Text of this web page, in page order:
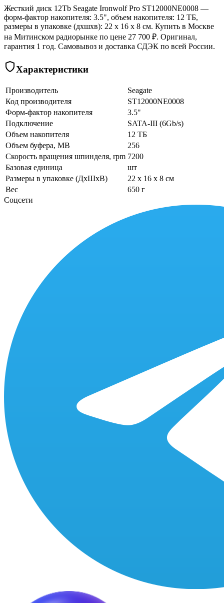
Жесткий диск 12Tb Seagate Ironwolf Pro ST12000NE0008 —
форм-фактор накопителя: 3.5", объем накопителя: 12 ТБ,
размеры в упаковке (дхшхв): 22 x 16 x 8 см. Купить в Москве
на Митинском радиорынке по цене 27 700 ₽. Оригинал,
гарантия 1 год. Самовывоз и доставка СДЭК по всей России.
Характеристики
Производитель
Seagate
Код производителя
ST12000NE0008
Форм-фактор накопителя
3.5"
Подключение
SATA-III (6Gb/s)
Объем накопителя
12 ТБ
Объем буфера, MB
256
Скорость вращения шпинделя, rpm 7200
Базовая единица
шт
Размеры в упаковке (ДхШхВ)
22 x 16 x 8 см
Вес
650 г
Соцсети